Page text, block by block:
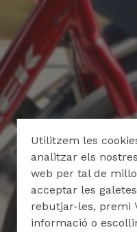
Utilitzem les
analitzar els
web per tal de
acceptar les
rebutjar-les, premi
informació o